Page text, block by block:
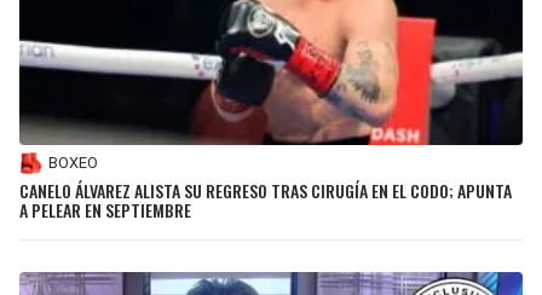
BOXEO
CANELO ÁLVAREZ ALISTA SU REGRESO TRAS CIRUGÍA EN EL CODO; APUNTA
A PELEAR EN SEPTIEMBRE